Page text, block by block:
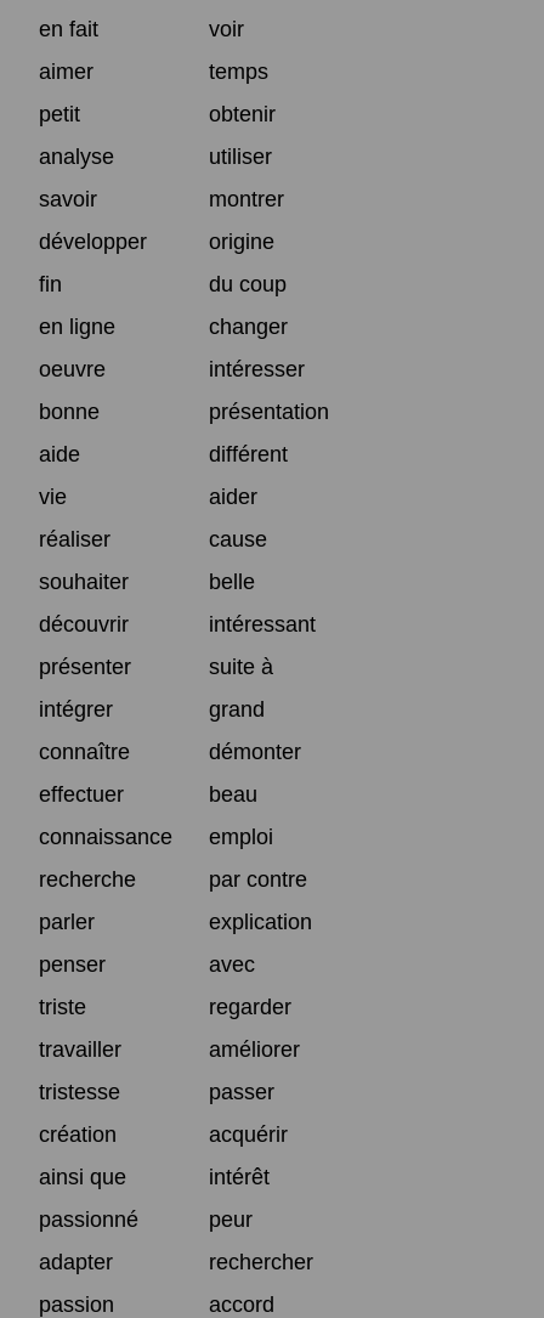
en fait
voir
aimer
temps
petit
obtenir
analyse
utiliser
savoir
montrer
développer
origine
fin
du coup
en ligne
changer
oeuvre
intéresser
bonne
présentation
aide
différent
vie
aider
réaliser
cause
souhaiter
belle
découvrir
intéressant
présenter
suite à
intégrer
grand
connaître
démonter
effectuer
beau
connaissance
emploi
recherche
par contre
parler
explication
penser
avec
triste
regarder
travailler
améliorer
tristesse
passer
création
acquérir
ainsi que
intérêt
passionné
peur
adapter
rechercher
passion
accord